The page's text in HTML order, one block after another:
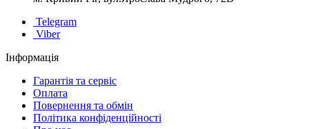
Telegram
Viber
Інформація
Гарантія та сервіс
Оплата
Повернення та обмін
Політика конфіденційності